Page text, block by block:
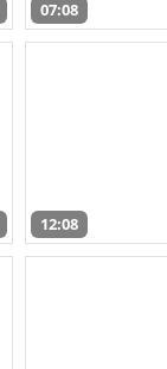
07:08
12:08